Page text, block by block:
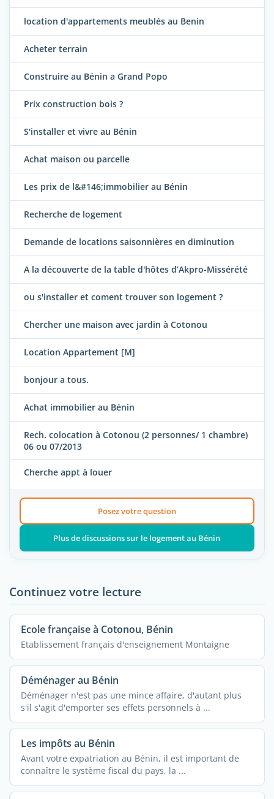
location d'appartements meublés au Benin
Acheter terrain
Construire au Bénin a Grand Popo
Prix construction bois ?
S'installer et vivre au Bénin
Achat maison ou parcelle
Les prix de l&#146;immobilier au Bénin
Recherche de logement
Demande de locations saisonnières en diminution
A la découverte de la table d'hôtes d’Akpro-Missérété
ou s'installer et coment trouver son logement ?
Chercher une maison avec jardin à Cotonou
Location Appartement [M]
bonjour a tous.
Achat immobilier au Bénin
Rech. colocation à Cotonou (2 personnes/ 1 chambre)
06 ou 07/2013
Cherche appt à louer
Posez votre question
Plus de discussions sur le logement au Bénin
Continuez votre lecture
Ecole française à Cotonou, Bénin
Etablissement français d'enseignement Montaigne
Déménager au Bénin
Déménager n'est pas une mince affaire, d'autant plus
s'il s'agit d'emporter ses effets personnels à ...
Les impôts au Bénin
Avant votre expatriation au Bénin, il est important de
connaître le système fiscal du pays, la ...